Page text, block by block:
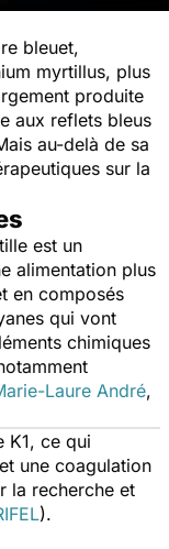
bleuet,
myrtillus, plus
produite
aux reflets bleus
au-delà de sa
sur la
est un
alimentation plus
en composés
qui vont
chimiques
Laure André,
K1, ce qui
une coagulation
la recherche et
).